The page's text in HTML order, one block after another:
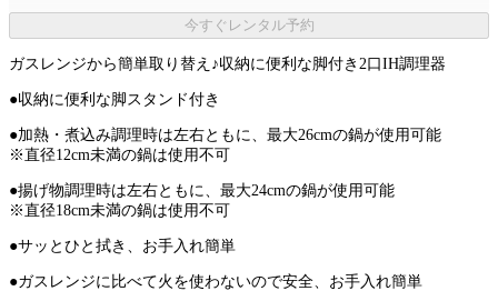
今すぐレンタル予約
ガスレンジから簡単取り替え♪収納に便利な脚付き2口IH調理器
●収納に便利な脚スタンド付き
●加熱・煮込み調理時は左右ともに、最大26cmの鍋が使用可能
※直径12cm未満の鍋は使用不可
●揚げ物調理時は左右ともに、最大24cmの鍋が使用可能
※直径18cm未満の鍋は使用不可
●サッとひと拭き、お手入れ簡単
●ガスレンジに比べて火を使わないので安全、お手入れ簡単